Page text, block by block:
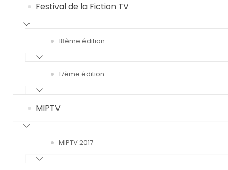
Festival de la Fiction TV
18ème édition
17ème édition
MIPTV
MIPTV 2017